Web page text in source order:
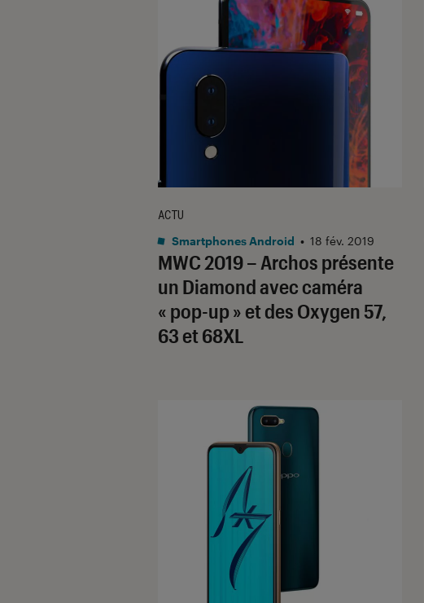
MWC 2019 – Archos présente
un Diamond avec caméra
« pop-up » et des Oxygen 57,
63 et 68XL
ACTU
Smartphones Android • 18 fév. 2019